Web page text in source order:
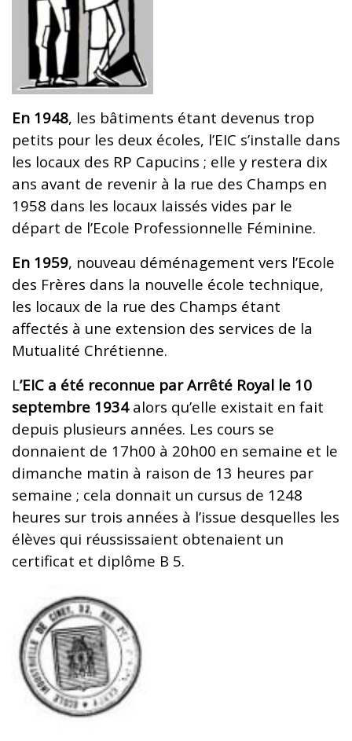
En 1948, les bâtiments étant devenus trop
petits pour les deux écoles, l’EIC s’installe dans
les locaux des RP Capucins ; elle y restera dix
ans avant de revenir à la rue des Champs en
1958 dans les locaux laissés vides par le
départ de l’Ecole Professionnelle Féminine.
En 1959, nouveau déménagement vers l’Ecole
des Frères dans la nouvelle école technique,
les locaux de la rue des Champs étant
affectés à une extension des services de la
Mutualité Chrétienne.
L’EIC a été reconnue par Arrêté Royal le 10
septembre 1934alors qu’elle existait en fait
depuis plusieurs années. Les cours se
donnaient de 17h00 à 20h00 en semaine et le
dimanche matin à raison de 13 heures par
semaine ; cela donnait un cursus de 1248
heures sur trois années à l’issue desquelles les
élèves qui réussissaient obtenaient un
certificat et diplôme B 5.